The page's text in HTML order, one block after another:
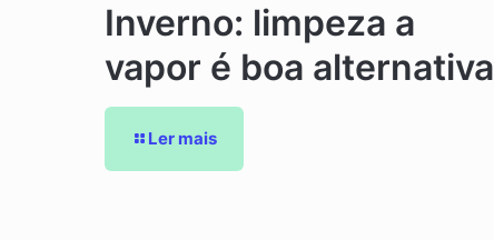
Inverno: limpeza a
vapor é boa alternativa
Ler mais